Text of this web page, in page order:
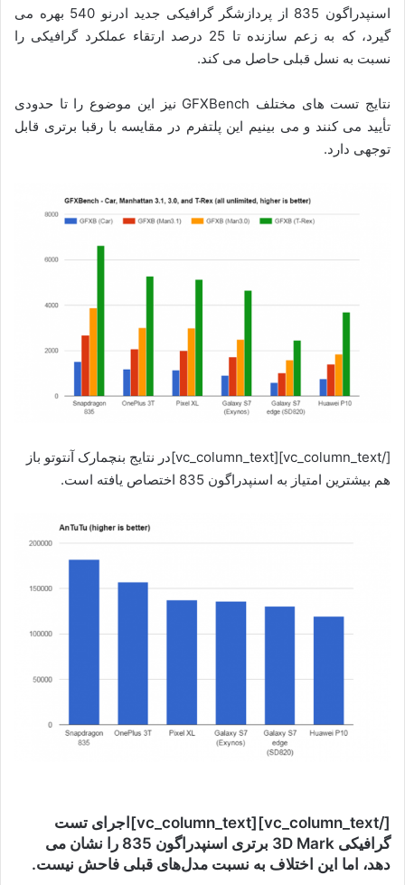
اسنپدراگون 835 از پردازشگر گرافیکی جدید ادرنو 540 بهره می
گیرد، که به زعم سازنده تا 25 درصد ارتقاء عملکرد گرافیکی را
نسبت به نسل قبلی حاصل می کند.
نتایج تست های مختلف GFXBench نیز این موضوع را تا حدودی
تأیید می کنند و می بینیم این پلتفرم در مقایسه با رقبا برتری قابل
توجهی دارد.
[/vc_column_text][vc_column_text]در نتایج بنچمارک آنتوتو باز
هم بیشترین امتیاز به اسنپدراگون 835 اختصاص یافته است.
[/vc_column_text][vc_column_text]اجرای تست
گرافیکی 3D Mark برتری اسنپدراگون 835 را نشان می
دهد، اما این اختلاف به نسبت مدل‌های قبلی فاحش نیست.